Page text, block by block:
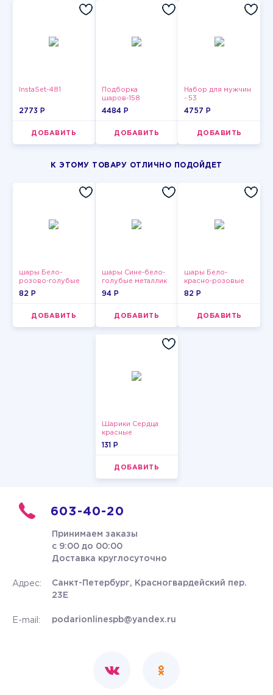
InstaSet-481
2773 P
ДОБАВИТЬ
Подборка
шаров-158
4484 P
ДОБАВИТЬ
Набор для мужчин
- 53
4757 P
ДОБАВИТЬ
К ЭТОМУ ТОВАРУ ОТЛИЧНО ПОДОЙДЕТ
шары Бело-
розово-голубые
пастельные
82 P
ДОБАВИТЬ
шары Сине-бело-
голубые металлик
94 P
ДОБАВИТЬ
шары Бело-
красно-розовые
пастельные
82 P
ДОБАВИТЬ
Шарики Сердца
красные
131 P
ДОБАВИТЬ
603-40-20
Принимаем заказы
с 9:00 до 00:00
Доставка круглосуточно
Адрес:
Санкт-Петербург, Красногвардейский пер.
23Е
E-mail: podarionlinespb@yandex.ru